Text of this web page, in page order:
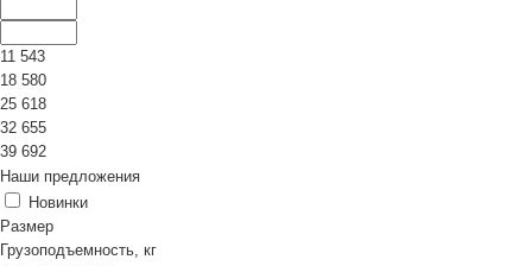
11 543
18 580
25 618
32 655
39 692
Наши предложения
Новинки
Размер
Грузоподъемность, кг